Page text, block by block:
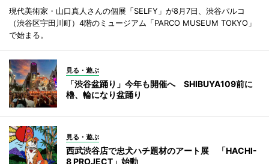
現代美術家・山口真人さんの個展「SELFY」が8月7日、渋谷パルコ
（渋谷区宇田川町）4階のミュージアム「PARCO MUSEUM TOKYO」
で始まる。
見る・遊ぶ
「渋谷盆踊り」今年も開催へ SHIBUYA109前に
櫓、輪になり盆踊り
見る・遊ぶ
西武渋谷店で忠犬ハチ題材のアート展 「HACHI-
8 PROJECT」始動